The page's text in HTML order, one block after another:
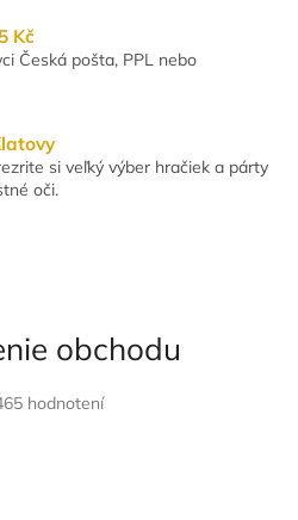
k
y
i
s
u
Kč
Česká pošta, PPL nebo
si veľký výber hračiek a párty
oči.
obchodu
hodnotení